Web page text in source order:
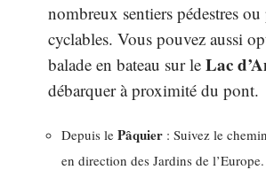
nombreux sentiers pédestres ou
cyclables. Vous pouvez aussi
balade en bateau sur le Lac
débarquer à proximité du pont.
Depuis le Pâquier : Suivez le
en direction des Jardins de l’Europe.